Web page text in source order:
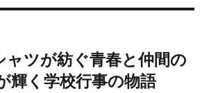
ャツが紡ぐ青春と仲間の
輝く学校行事の物語